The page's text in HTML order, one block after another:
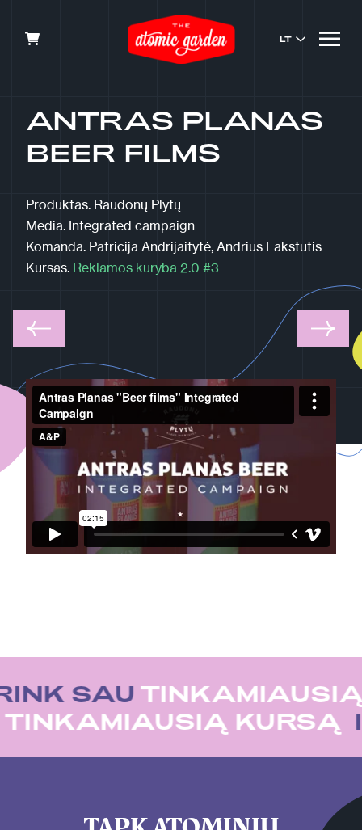
LT
ANTRAS PLANAS
BEER FILMS
Produktas. Raudonų Plytų
Media. Integrated campaign
Komanda. Patricija Andrijaitytė, Andrius Lakstutis
Kursas. Reklamos kūryba 2.0 #3
SAU
TINKAMIAUSIĄ KURSĄ